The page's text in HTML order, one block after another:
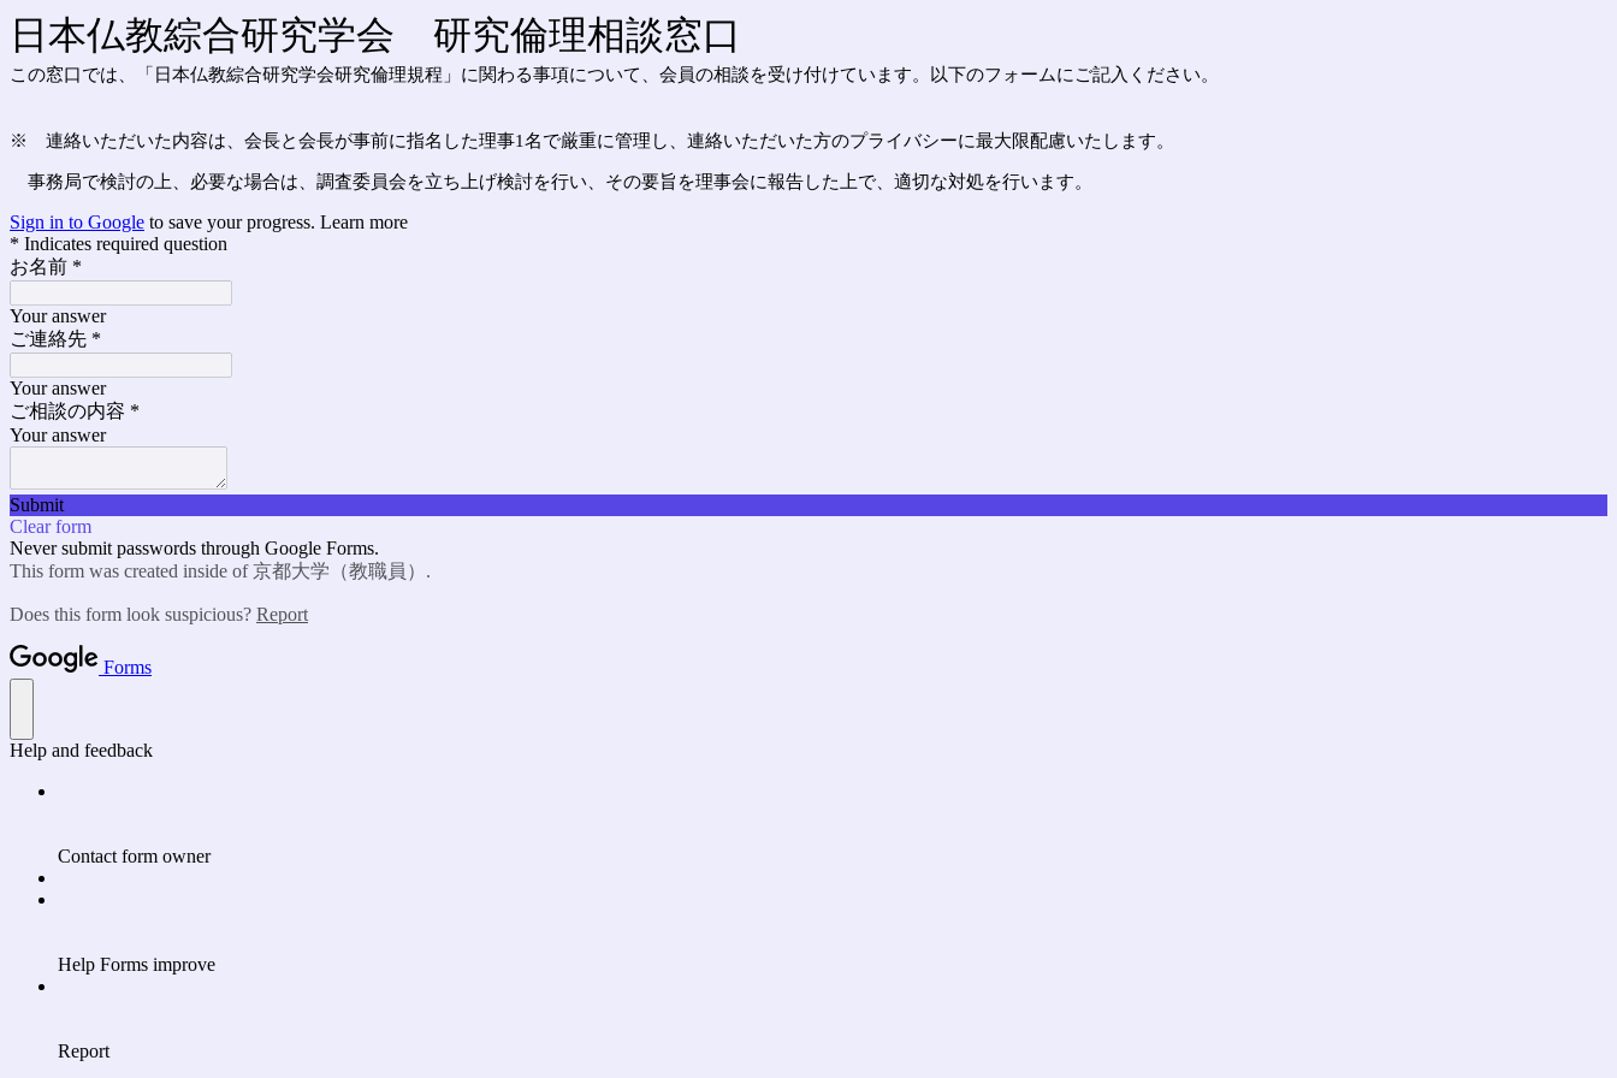
日本仏教綜合研究学会 研究倫理相談窓口
この窓口では、「日本仏教綜合研究学会研究倫理規程」に関わる事項について、会員の相談を受け付けています。以下のフォームにご記入ください。
※　連絡いただいた内容は、会長と会長が事前に指名した理事1名で厳重に管理し、連絡いただいた方のプライバシーに最大限配慮いたします。
事務局で検討の上、必要な場合は、調査委員会を立ち上げ検討を行い、その要旨を理事会に報告した上で、適切な対処を行います。
Sign in to Google to save your progress. Learn more
* Indicates required question
お名前 *
Your answer
ご連絡先 *
Your answer
ご相談の内容 *
Your answer
Submit
Clear form
Never submit passwords through Google Forms.
This form was created inside of 京都大学（教職員）.
Does this form look suspicious? Report
Forms
Help and feedback
Contact form owner
Help Forms improve
Report